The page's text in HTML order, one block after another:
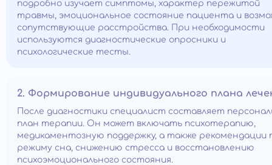
подробно изучает симптомы, характер пережитой
травмы, эмоциональное состояние пациента и
сопутствующие расстройства. При необходимости
используются диагностические опросники и
психологические тесты.
2. Формирование индивидуального плана
После диагностики специалист составляет
план терапии. Он может включать психотерапию,
медикаментозную поддержку, а также рекомендации
режиму сна, снижению стресса и восстановлению
психоэмоционального состояния.